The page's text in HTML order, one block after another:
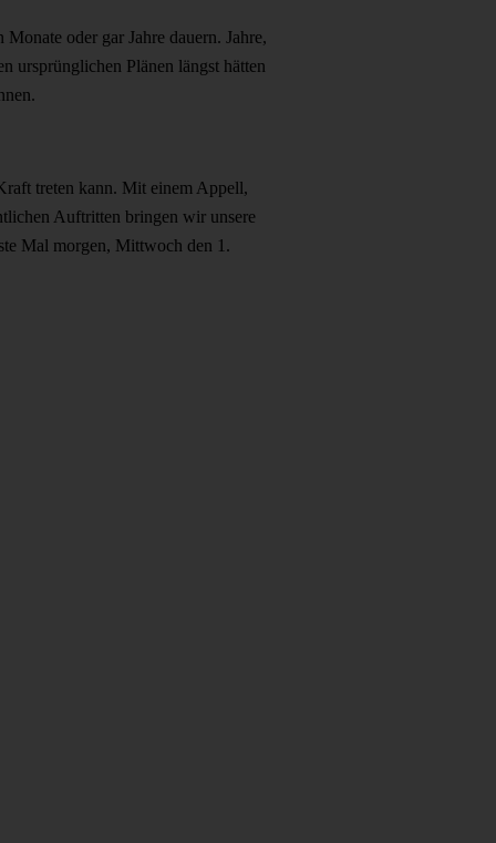
oder gar Jahre dauern. Jahre,
ursprünglichen Plänen längst hätten
treten kann. Mit einem Appell,
Auftritten bringen wir unsere
Mal morgen, Mittwoch den 1.